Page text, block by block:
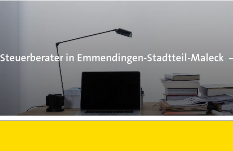
Steuerberater in Emmendingen-Stadtteil-Maleck